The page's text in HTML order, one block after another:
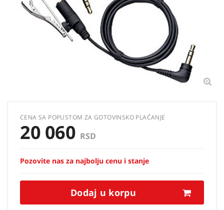
CENA SA POPUSTOM ZA GOTOVINSKO PLAĆANJE
20 060 RSD
Pozovite nas za najbolju cenu i stanje
Dodaj u korpu